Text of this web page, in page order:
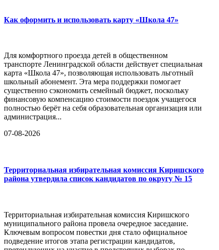
Как оформить и использовать карту «Школа 47»
Для комфортного проезда детей в общественном
транспорте Ленинградской области действует специальная
карта «Школа 47», позволяющая использовать льготный
школьный абонемент. Эта мера поддержки помогает
существенно сэкономить семейный бюджет, поскольку
финансовую компенсацию стоимости поездок учащегося
полностью берёт на себя образовательная организация или
администрация...
07-08-2026
Территориальная избирательная комиссия Киришского
района утвердила список кандидатов по округу № 15
Территориальная избирательная комиссия Киришского
муниципального района провела очередное заседание.
Ключевым вопросом повестки дня стало официальное
подведение итогов этапа регистрации кандидатов,